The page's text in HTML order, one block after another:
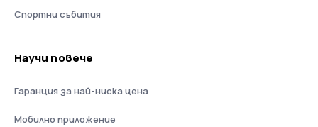
Спортни събития
Научи повече
Гаранция за най-ниска цена
Мобилно приложение